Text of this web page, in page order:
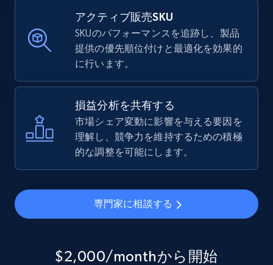
アクティブ販売SKU
SKUのパフォーマンスを追跡し、製品
提供の優先順位付けと最適化を効果的
に行います。
損益分析を共有する
市場シェア変動に影響を与える要因を
理解し、競争力を維持するための積極
的な調整を可能にします。
専門家に相談する
$2,000/monthから開始